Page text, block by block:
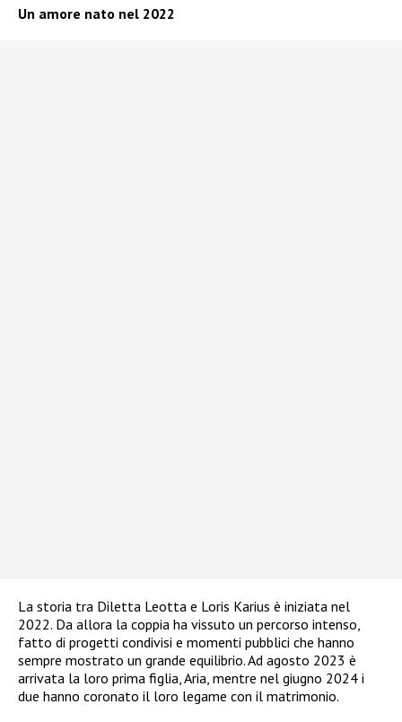
Un amore nato nel 2022
La storia tra Diletta Leotta e Loris Karius è iniziata nel
2022. Da allora la coppia ha vissuto un percorso intenso,
fatto di progetti condivisi e momenti pubblici che hanno
sempre mostrato un grande equilibrio. Ad agosto 2023 è
arrivata la loro prima figlia, Aria, mentre nel giugno 2024 i
due hanno coronato il loro legame con il matrimonio.